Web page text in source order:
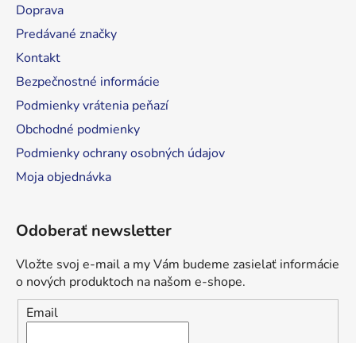
Doprava
Predávané značky
Kontakt
Bezpečnostné informácie
Podmienky vrátenia peňazí
Obchodné podmienky
Podmienky ochrany osobných údajov
Moja objednávka
Odoberať newsletter
Vložte svoj e-mail a my Vám budeme zasielať informácie
o nových produktoch na našom e-shope.
Email